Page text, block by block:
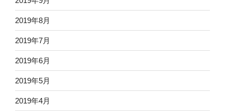
2019年8月
2019年7月
2019年6月
2019年5月
2019年4月